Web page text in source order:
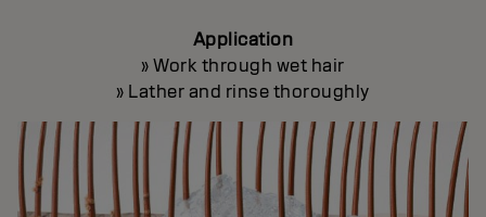
Application
» Work through wet hair
» Lather and rinse thoroughly